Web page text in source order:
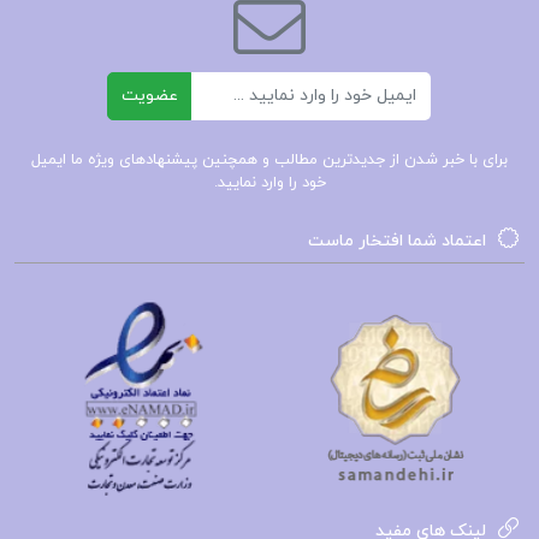
جزوه مروری جامع بر حسابداری صنعتی
کتاب پیشنهادی📚
کتاب شیمی عمومی ۱ چارلز مورتیمر عیسی
جزوه مباحث جاری در حسابداری
عضویت
برای با خبر شدن از جدیدترین مطالب و همچنین پیشنهادهای ویژه ما ایمیل
خود را وارد نمایید.
اعتماد شما افتخار ماست
لینک های مفید